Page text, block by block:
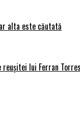
alta este căutată
reușitei lui Ferran